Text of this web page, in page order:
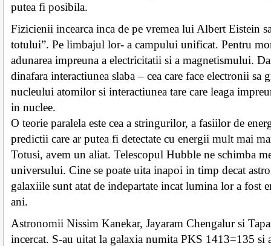
putea fi posibila.
Fizicienii incearca inca de pe vremea lui Albert Eistein
totului”. Pe limbajul lor- a campului unificat. Pentru
adunarea impreuna a electricitatii si a magnetismului.
dinafara interactiunea slaba – cea care face electronii sa
nucleului atomilor si interactiunea tare care leaga
in nuclee.
O teorie paralela este cea a stringurilor, a fasiilor de
predictii care ar putea fi detectate cu energii mult mai
Totusi, avem un aliat. Telescopul Hubble ne schimba
universului. Cine se poate uita inapoi in timp decat
galaxiile sunt atat de indepartate incat lumina lor a fost
ani.
Astronomii Nissim Kanekar, Jayaram Chengalur si
incercat. S-au uitat la galaxia numita PKS 1413=135 si